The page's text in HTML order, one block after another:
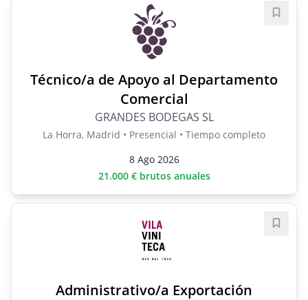
Técnico/a de Apoyo al Departamento
Comercial
GRANDES BODEGAS SL
La Horra, Madrid • Presencial • Tiempo completo
8 Ago 2026
21.000 € brutos anuales
Administrativo/a Exportación